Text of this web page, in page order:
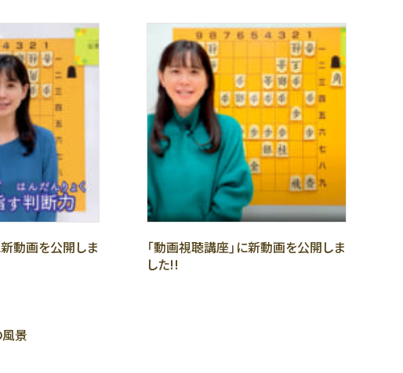
新動画を公開しま
「動画視聴講座」に新動画を公開しま
した!!
景